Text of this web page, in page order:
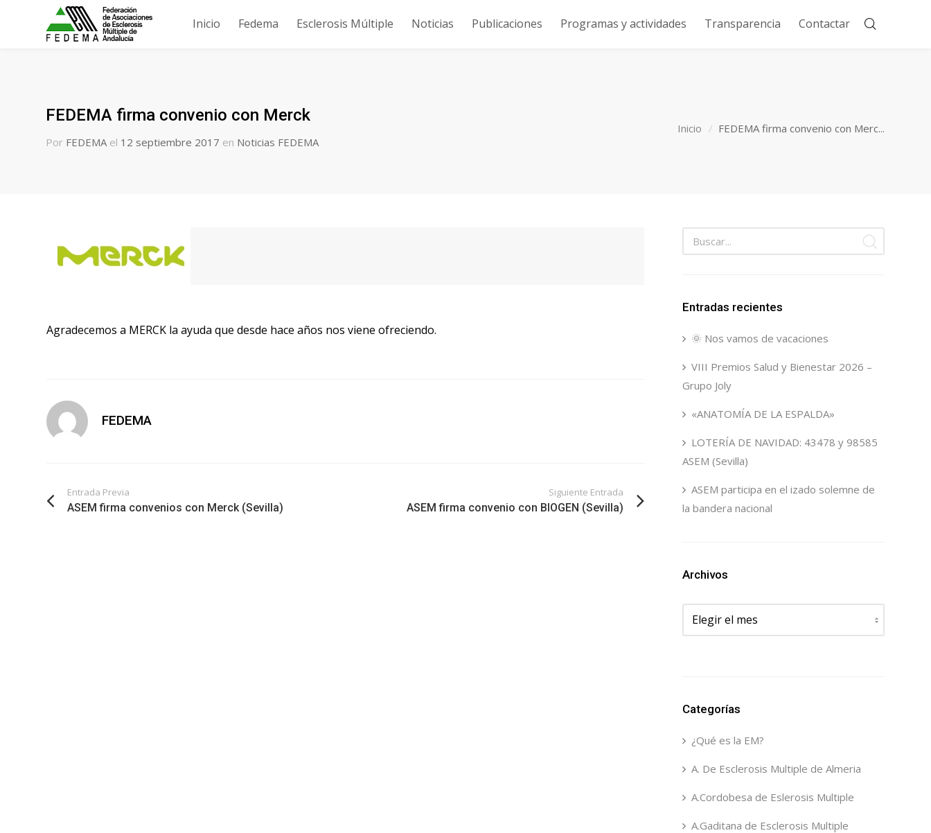
Inicio Fedema Esclerosis Múltiple Noticias Publicaciones Programas y actividades Transparencia Contactar
FEDEMA firma convenio con Merck
Por FEDEMA el 12 septiembre 2017 en Noticias FEDEMA
Inicio FEDEMA firma convenio con Merc...
Agradecemos a MERCK la ayuda que desde hace años nos viene ofreciendo.
FEDEMA
Entrada Previa
ASEM firma convenios con Merck (Sevilla)
Siguiente Entrada
ASEM firma convenio con BIOGEN (Sevilla)
Entradas recientes
🌞 Nos vamos de vacaciones
VIII Premios Salud y Bienestar 2026 –
Grupo Joly
«ANATOMÍA DE LA ESPALDA»
LOTERÍA DE NAVIDAD: 43478 y 98585
ASEM (Sevilla)
ASEM participa en el izado solemne de
la bandera nacional
Archivos
Archivos
Categorías
¿Qué es la EM?
A. De Esclerosis Multiple de Almeria
A.Cordobesa de Eslerosis Multiple
A.Gaditana de Esclerosis Multiple